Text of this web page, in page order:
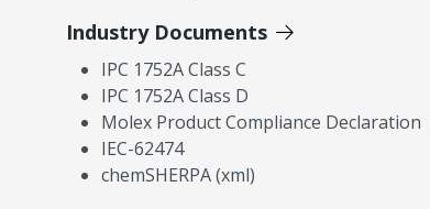
Industry Documents
IPC 1752A Class C
IPC 1752A Class D
Molex Product Compliance Declaration
IEC-62474
chemSHERPA (xml)